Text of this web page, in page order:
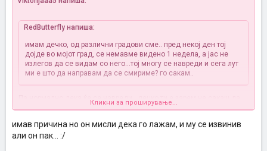
RedButterfly напиша:
имам дечко, од различни градови сме.. пред некој ден тој
дојде во мојот град, се немавме видено 1 недела, а јас не
излегов да се видам со него...тој многу се навреди и сега лут
ми е што да направам да се смириме? го сакам..
Па нормално дека ќе се навреди , дечко ти е зарем не сакаш да
си со него и да го видиш ? И јас би се лутела во ваква ситуација ...
која што не си се видела со него раскажи му убаво се надевам
дека ќе те свати, ако не извини му се и вети дека нема да ти се
Кликни за проширување...
имав причина но он мисли дека го лажам, и му се извинив
али он пак... :/